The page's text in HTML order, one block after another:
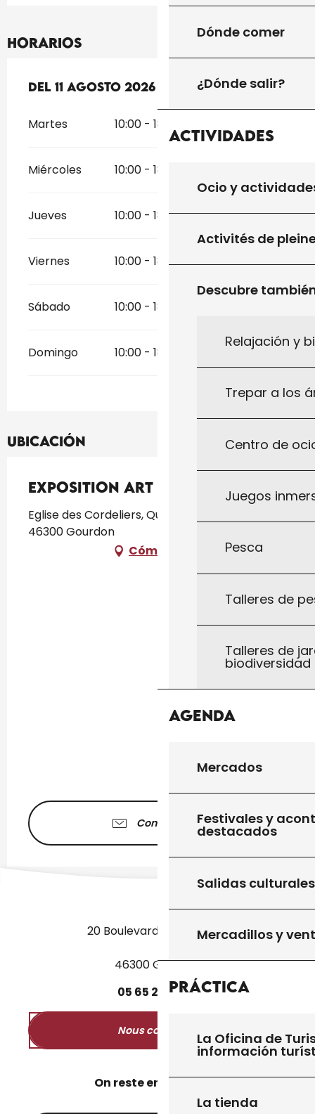
Dónde comer
¿Dónde salir?
Actividades
Ocio y
Activités de
Descubre
Relajación y
Trepar a los
Centro de
Juegos
Pesca
Talleres de
Talleres de
biodiversidad
Agenda
Mercados
Festivales y
destacados
Salidas culturales
Mercadillos y
Práctica
La Oficina de
información
La tienda
Horarios
Del 11 agosto 2026 16 agosto 2026
Del 11 agosto 2026 16 agosto 2026
Martes 10:00 - 18:30
Miércoles 10:00 - 18:30
Jueves 10:00 - 18:30
Viernes 10:00 - 18:30
Sábado 10:00 - 18:30
Domingo 10:00 - 18:30
Ubicación
Exposition Art &Home
Eglise des Cordeliers, Quartier des Cordeliers,
46300 Gourdon
Cómo llegar
Contáctenos
20 Boulevard des Martyrs
46300 Gourdon
05 65 27 5250
Nous contacter
On reste en contact ?